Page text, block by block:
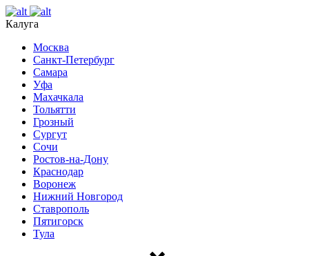
Калуга
Москва
Санкт-Петербург
Самара
Уфа
Махачкала
Тольятти
Грозный
Сургут
Сочи
Ростов-на-Дону
Краснодар
Воронеж
Нижний Новгород
Ставрополь
Пятигорск
Тула